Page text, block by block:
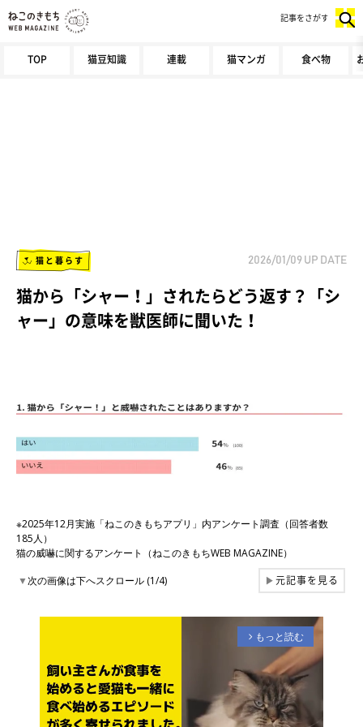
TOP 猫豆知識 連載 猫マンガ 食べ物
記事をさがす
猫と暮らす 2026/01/09 UP DATE
猫から「シャー！」されたらどう返す？「シ
ャー」の意味を獣医師に聞いた！
※2025年12月実施「ねこのきもちアプリ」内アンケート調査（回答者数
185人）
猫の威嚇に関するアンケート（ねこのきもちWEB MAGAZINE）
▼次の画像は下へスクロール (1/4) ▶元記事を見る
arrow_forward_ios もっと読む